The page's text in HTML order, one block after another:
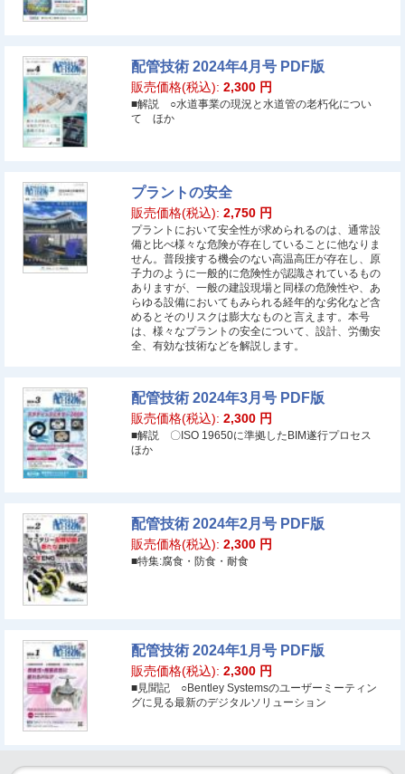
配管技術 2024年4月号 PDF版
販売価格(税込): 2,300 円
■解説 ○水道事業の現況と水道管の老朽化につい
て ほか
プラントの安全
販売価格(税込): 2,750 円
プラントにおいて安全性が求められるのは、通常設
備と比べ様々な危険が存在していることに他なりま
せん。普段接する機会のない高温高圧が存在し、原
子力のように一般的に危険性が認識されているもの
ありますが、一般の建設現場と同様の危険性や、あ
らゆる設備においてもみられる経年的な劣化など含
めるとそのリスクは膨大なものと言えます。本号
は、様々なプラントの安全について、設計、労働安
全、有効な技術などを解説します。
配管技術 2024年3月号 PDF版
販売価格(税込): 2,300 円
■解説 〇ISO 19650に準拠したBIM遂行プロセス
ほか
配管技術 2024年2月号 PDF版
販売価格(税込): 2,300 円
■特集:腐食・防食・耐食
配管技術 2024年1月号 PDF版
販売価格(税込): 2,300 円
■見聞記 ○Bentley Systemsのユーザーミーティン
グに見る最新のデジタルソリューション